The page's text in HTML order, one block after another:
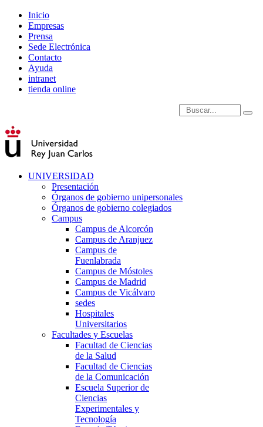
Inicio
Empresas
Prensa
Sede Electrónica
Contacto
Ayuda
intranet
tienda online
Introduce términos de
UNIVERSIDAD
Presentación
Órganos de gobierno unipersonales
Órganos de gobierno colegiados
Campus
Campus de Alcorcón
Campus de Aranjuez
Campus de
Fuenlabrada
Campus de Móstoles
Campus de Madrid
Campus de Vicálvaro
sedes
Hospitales
Universitarios
Facultades y Escuelas
Facultad de Ciencias
de la Salud
Facultad de Ciencias
de la Comunicación
Escuela Superior de
Ciencias
Experimentales y
Tecnología